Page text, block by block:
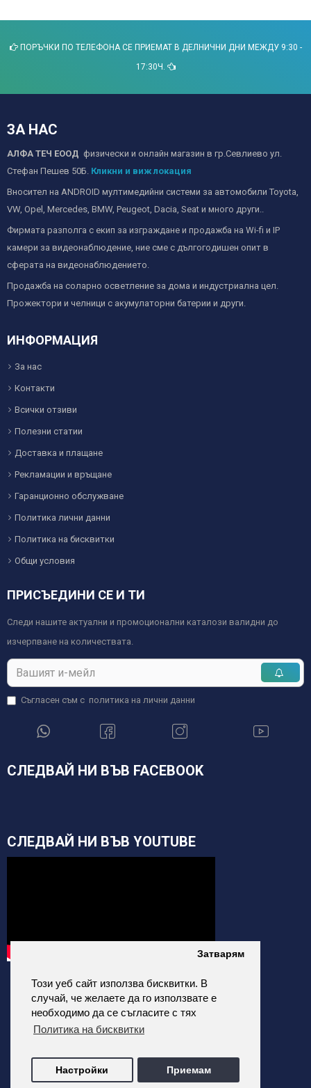
Този уеб сайт използва бисквитки. В
случай, че желаете да го използвате е
необходимо да се съгласите с тях
Политика на бисквитки
Затварям
Настройки Приемам
ПОРЪЧКИ ПО ТЕЛЕФОНА СЕ ПРИЕМАТ В ДЕЛНИЧНИ ДНИ МЕЖДУ 9:30 -
17:30Ч.
ЗА НАС
АЛФА ТЕЧ ЕООД физически и онлайн магазин в гр.Севлиево ул.
Стефан Пешев 50Б. Кликни и виж локация
Вносител на ANDROID мултимедийни системи за автомобили Toyota,
VW, Opel, Mercedes, BMW, Peugeot, Dacia, Seat и много други..
Фирмата разполга с екип за изграждане и продажба на Wi-fi и IP
камери за видеонаблюдение, ние сме с дългогодишен опит в
сферата на видеонаблюдението.
Продажба на соларно осветление за дома и индустриална цел.
Прожектори и челници с акумулаторни батерии и други.
ИНФОРМАЦИЯ
За нас
Контакти
Всички отзиви
Полезни статии
Доставка и плащане
Рекламации и връщане
Гаранционно обслужване
Политика лични данни
Политика на бисквитки
Общи условия
ПРИСЪЕДИНИ СЕ И ТИ
Следи нашите актуални и промоционални каталози валидни до
изчерпване на количествата.
Съгласен съм с политика на лични данни
СЛЕДВАЙ НИ ВЪВ FACEBOOK
СЛЕДВАЙ НИ ВЪВ YOUTUBE
Всички цени на сайта са с Включено ДДС